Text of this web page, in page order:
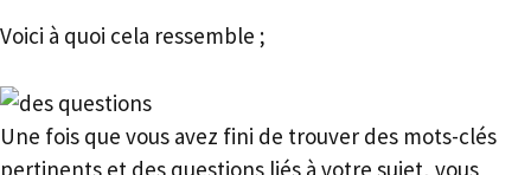
Voici à quoi cela ressemble ;
Une fois que vous avez fini de trouver des mots-clés
pertinents et des questions liés à votre sujet, vous